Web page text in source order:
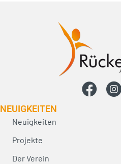
NEUIG­KEITEN
Neuigkeiten
Projekte
Der Verein